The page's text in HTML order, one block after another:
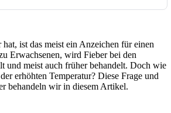
ist das meist ein Anzeichen für einen
Erwachsenen, wird Fieber bei den
und meist auch früher behandelt. Doch wie
erhöhten Temperatur? Diese Frage und
behandeln wir in diesem Artikel.